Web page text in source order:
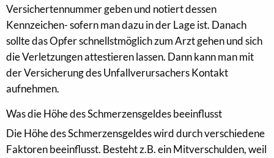
Versichertennummer geben und notiert dessen
Kennzeichen- sofern man dazu in der Lage ist. Danach
sollte das Opfer schnellstmöglich zum Arzt gehen und sich
die Verletzungen attestieren lassen. Dann kann man mit
der Versicherung des Unfallverursachers Kontakt
aufnehmen.
Was die Höhe des Schmerzensgeldes beeinflusst
Die Höhe des Schmerzensgeldes wird durch verschiedene
Faktoren beeinflusst. Besteht z.B. ein Mitverschulden, weil